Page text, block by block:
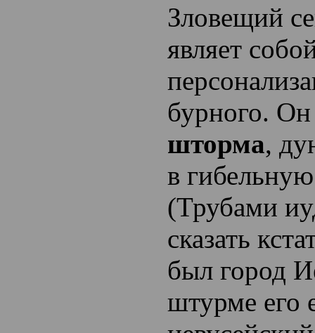
Зловещий
являет
бурного.
шторма,
в
(Трубами
сказать
был город
штурме его